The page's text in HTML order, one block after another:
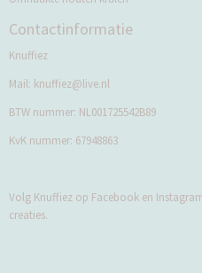
Contactinformatie
Knuffiez
Mail: knuffiez@live.nl
BTW nummer: NL001725542B89
KvK nummer: 67948863
Volg Knuffiez op Facebook en
creaties.